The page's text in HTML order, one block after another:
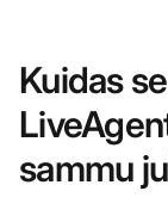
Kuidas
sammu